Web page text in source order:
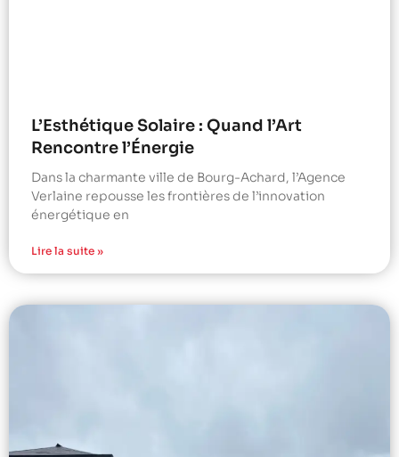
L’Esthétique Solaire : Quand l’Art
Rencontre l’Énergie
Dans la charmante ville de Bourg-Achard, l’Agence
Verlaine repousse les frontières de l’innovation
énergétique en
Lire la suite »